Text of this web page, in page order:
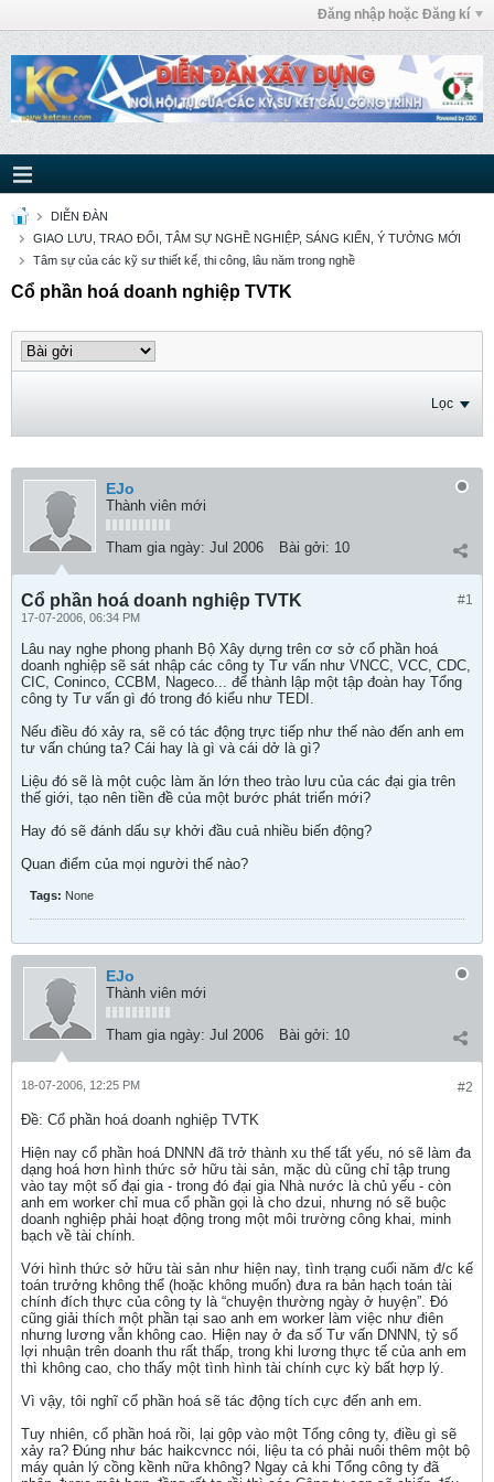
Đăng nhập hoặc Đăng kí
DIỄN ĐÀN
GIAO LƯU, TRAO ĐỔI, TÂM SỰ NGHỀ NGHIỆP, SÁNG KIẾN, Ý TƯỞNG MỚI
Tâm sự của các kỹ sư thiết kế, thi công, lâu năm trong nghề
Cổ phần hoá doanh nghiệp TVTK
Lọc
EJo
Thành viên mới
Tham gia ngày: Jul 2006 Bài gởi: 10
#1
Cổ phần hoá doanh nghiệp TVTK
17-07-2006, 06:34 PM
Lâu nay nghe phong phanh Bộ Xây dựng trên cơ sở cổ phần hoá
doanh nghiệp sẽ sát nhập các công ty Tư vấn như VNCC, VCC, CDC,
CIC, Coninco, CCBM, Nageco... để thành lập một tập đoàn hay Tổng
công ty Tư vấn gì đó trong đó kiểu như TEDI.
Nếu điều đó xảy ra, sẽ có tác động trực tiếp như thế nào đến anh em
tư vấn chúng ta? Cái hay là gì và cái dở là gì?
Liệu đó sẽ là một cuộc làm ăn lớn theo trào lưu của các đại gia trên
thế giới, tạo nên tiền đề của một bước phát triển mới?
Hay đó sẽ đánh dấu sự khởi đầu cuả nhiều biến động?
Quan điểm của mọi người thế nào?
Tags: None
EJo
Thành viên mới
Tham gia ngày: Jul 2006 Bài gởi: 10
#2
18-07-2006, 12:25 PM
Ðề: Cổ phần hoá doanh nghiệp TVTK
Hiện nay cổ phần hoá DNNN đã trở thành xu thế tất yếu, nó sẽ làm đa
dạng hoá hơn hình thức sở hữu tài sản, mặc dù cũng chỉ tập trung
vào tay một số đại gia - trong đó đại gia Nhà nước là chủ yếu - còn
anh em worker chỉ mua cổ phần gọi là cho dzui, nhưng nó sẽ buộc
doanh nghiệp phải hoạt động trong một môi trường công khai, minh
bạch về tài chính.
Với hình thức sở hữu tài sản như hiện nay, tình trạng cuối năm đ/c kế
toán trưởng không thể (hoặc không muốn) đưa ra bản hạch toán tài
chính đích thực của công ty là “chuyện thường ngày ở huyện”. Đó
cũng giải thích một phần tại sao anh em worker làm việc như điên
nhưng lương vẫn không cao. Hiện nay ở đa số Tư vấn DNNN, tỷ số
lợi nhuận trên doanh thu rất thấp, trong khi lương thực tế của anh em
thì không cao, cho thấy một tình hình tài chính cực kỳ bất hợp lý.
Vì vậy, tôi nghĩ cổ phần hoá sẽ tác động tích cực đến anh em.
Tuy nhiên, cổ phần hoá rồi, lại gộp vào một Tổng công ty, điều gì sẽ
xảy ra? Đúng như bác haikcvncc nói, liệu ta có phải nuôi thêm một bộ
máy quản lý cồng kềnh nữa không? Ngay cả khi Tổng công ty đã